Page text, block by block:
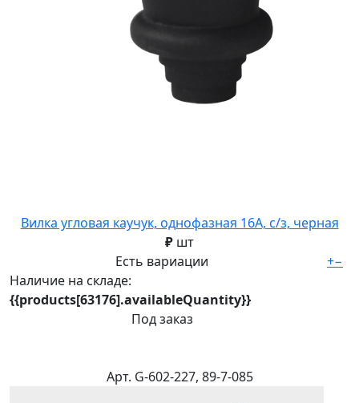
Вилка угловая каучук, однофазная 16А, с/з, черная
₽ шт
Есть вариации
Наличие на складе:
{{products[63176].availableQuantity}}
Под заказ
+−
Арт. G-602-227, 89-7-085